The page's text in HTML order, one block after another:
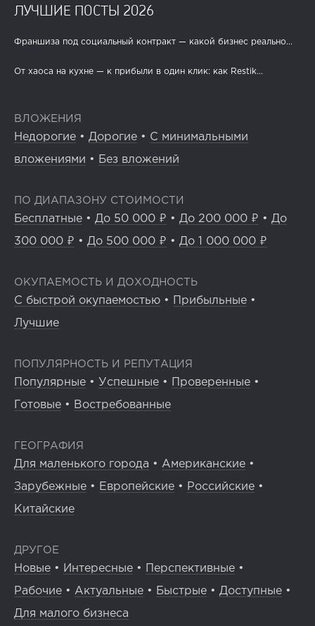
ЛУЧШИЕ ПОСТЫ 2026
Франшиза под социальный контракт — какой бизнес реально...
От хаоса на кухне — к прибыли в один клик: как Restik...
ВЛОЖЕНИЯ
Недорогие • Дорогие • С минимальными
вложениями • Без вложений
ПО ДИАПАЗОНУ СТОИМОСТИ
Бесплатные • До 50 000 ₽ • До 200 000 ₽ • До
300 000 ₽ • До 500 000 ₽ • До 1 000 000 ₽
ОКУПАЕМОСТЬ И ДОХОДНОСТЬ
С быстрой окупаемостью • Прибыльные •
Лучшие
ПОПУЛЯРНОСТЬ И РЕПУТАЦИЯ
Популярные • Успешные • Проверенные •
Готовые • Востребованные
ГЕОГРАФИЯ
Для маленького города • Американские •
Зарубежные • Европейские • Российские •
Китайские
ДРУГОЕ
Новые • Интересные • Перспективные •
Рабочие • Актуальные • Быстрые • Доступные •
Для малого бизнеса